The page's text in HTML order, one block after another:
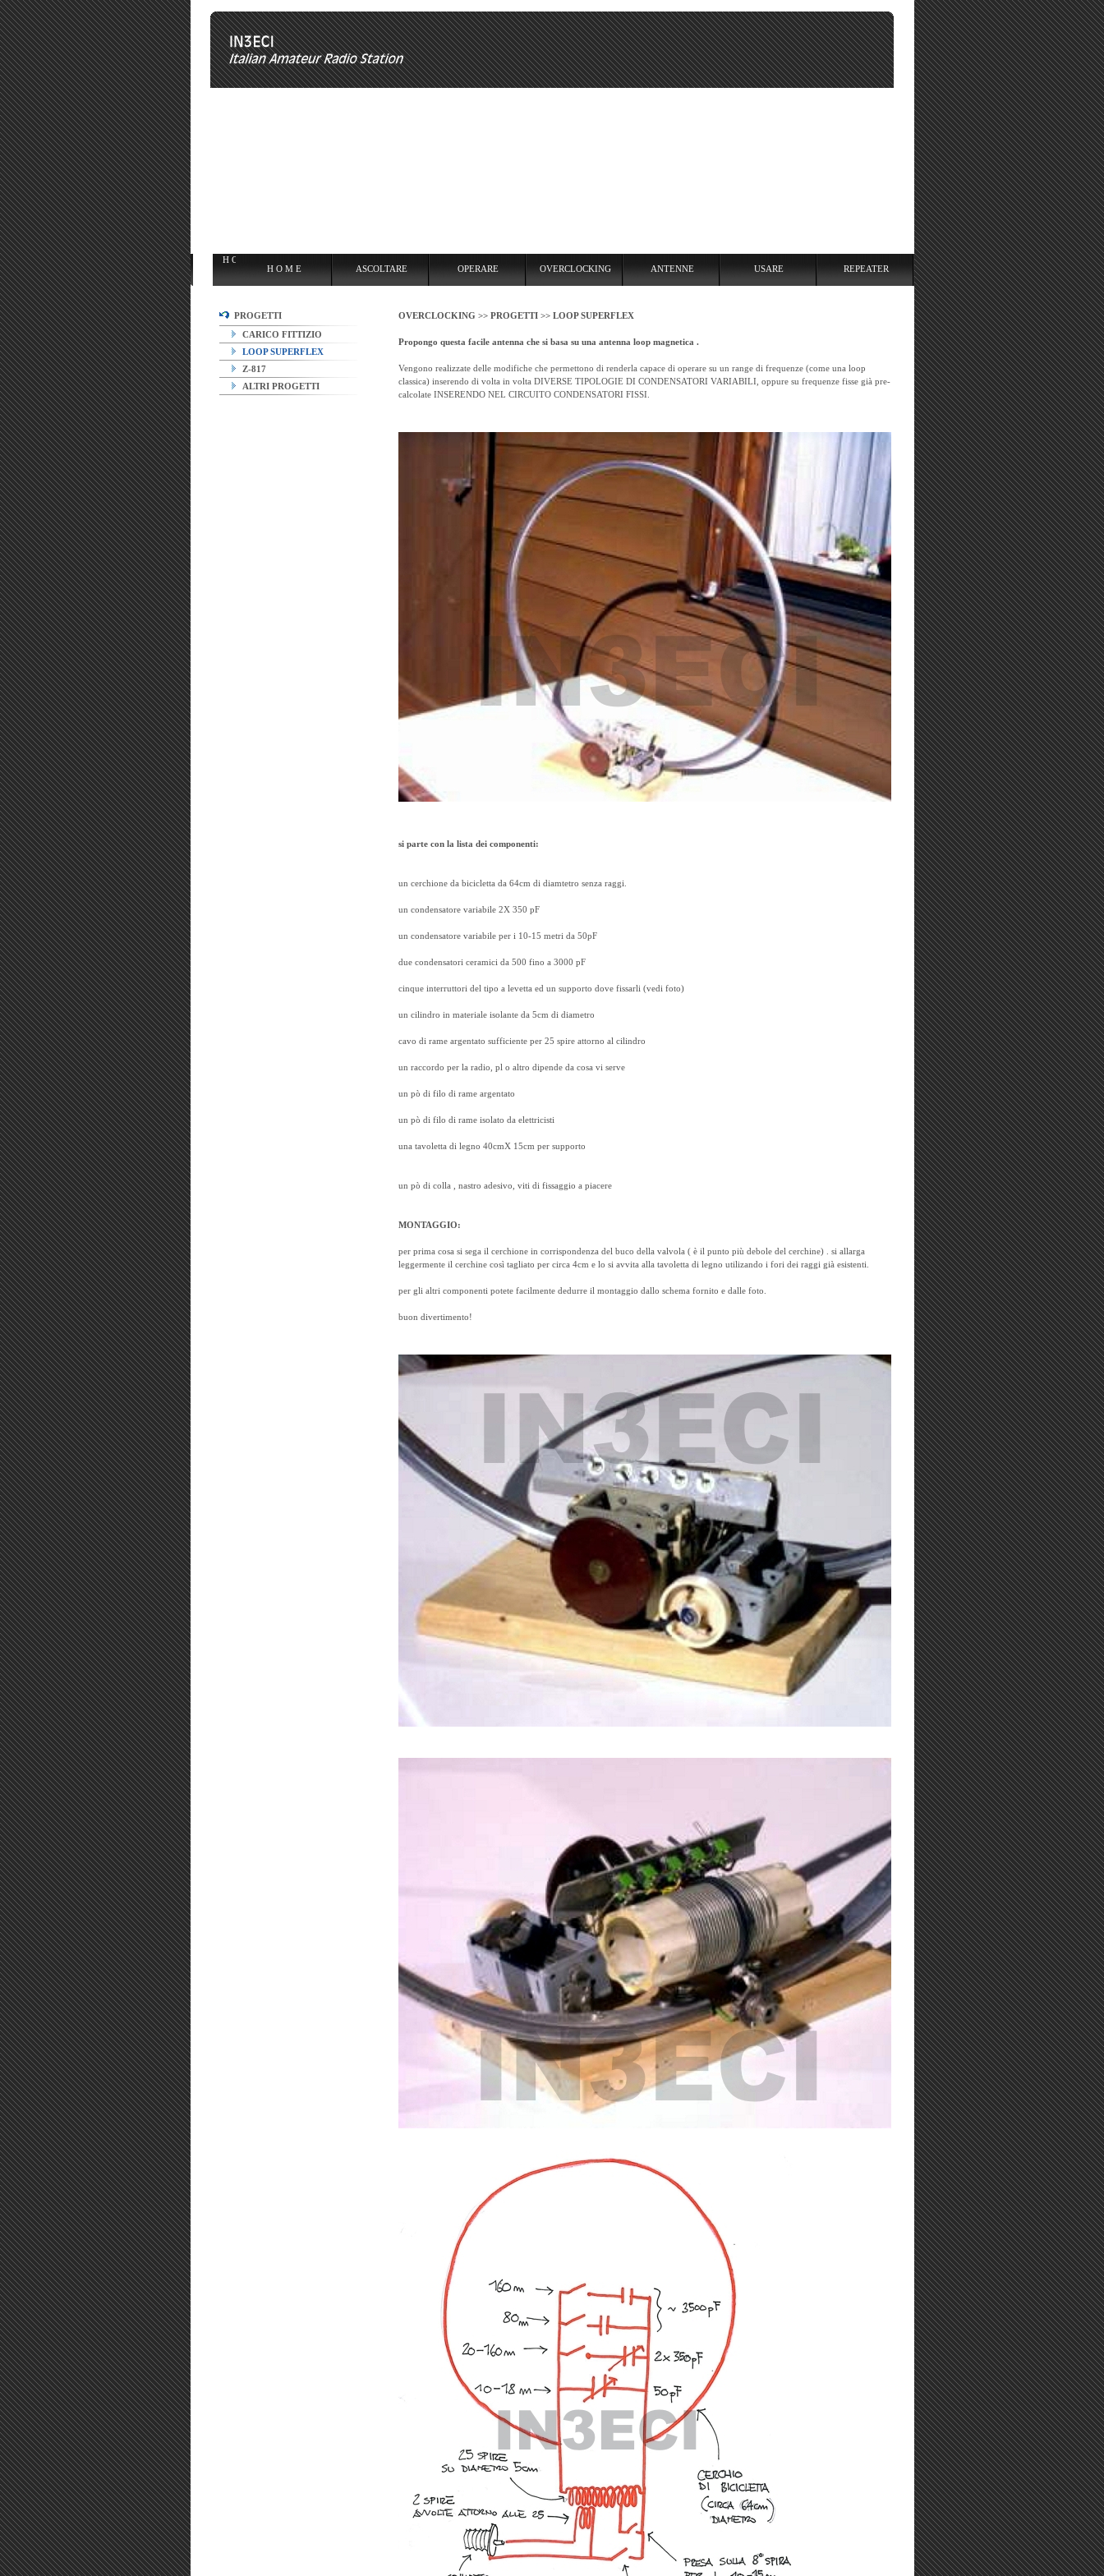
H O M E
PROGETTI
CARICO FITTIZIO
LOOP SUPERFLEX
Z-817
ALTRI PROGETTI
OVERCLOCKING >> PROGETTI >> LOOP SUPERFLEX
Propongo questa facile antenna che si basa su una antenna loop magnetica .
Vengono realizzate delle modifiche che permettono di renderla capace di operare su un range di frequenze (come una loop
classica) inserendo di volta in volta DIVERSE TIPOLOGIE DI CONDENSATORI VARIABILI, oppure su frequenze fisse già pre-
calcolate INSERENDO NEL CIRCUITO CONDENSATORI FISSI.
si parte con la lista dei componenti:
un cerchione da bicicletta da 64cm di diamtetro senza raggi.
un condensatore variabile 2X 350 pF
un condensatore variabile per i 10-15 metri da 50pF
due condensatori ceramici da 500 fino a 3000 pF
cinque interruttori del tipo a levetta ed un supporto dove fissarli (vedi foto)
un cilindro in materiale isolante da 5cm di diametro
cavo di rame argentato sufficiente per 25 spire attorno al cilindro
un raccordo per la radio, pl o altro dipende da cosa vi serve
un pò di filo di rame argentato
un pò di filo di rame isolato da elettricisti
una tavoletta di legno 40cmX 15cm per supporto
un pò di colla , nastro adesivo, viti di fissaggio a piacere
MONTAGGIO:
per prima cosa si sega il cerchione in corrispondenza del buco della valvola ( è il punto più debole del cerchine) . si allarga
leggermente il cerchine così tagliato per circa 4cm e lo si avvita alla tavoletta di legno utilizando i fori dei raggi già esistenti.
per gli altri componenti potete facilmente dedurre il montaggio dallo schema fornito e dalle foto.
buon divertimento!
H O M E ASCOLTARE OPERARE OVERCLOCKING ANTENNE USARE REPEATER